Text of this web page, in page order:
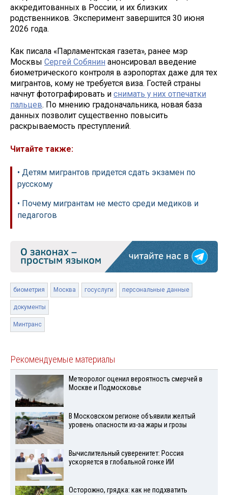
аккредитованных в России, и их близких
родственников. Эксперимент завершится 30 июня
2026 года.
Как писала «Парламентская газета», ранее мэр
Москвы Сергей Собянин анонсировал введение
биометрического контроля в аэропортах даже для тех
мигрантов, кому не требуется виза. Гостей страны
начнут фотографировать и снимать у них отпечатки
пальцев. По мнению градоначальника, новая база
данных позволит существенно повысить
раскрываемость преступлений.
Читайте также:
• Детям мигрантов придется сдать экзамен по
русскому
• Почему мигрантам не место среди медиков и
педагогов
биометрия Москва госуслуги персональные данные
документы
Минтранс
Рекомендуемые материалы
Метеоролог оценил вероятность смерчей в
Москве и Подмосковье
В Московском регионе объявили желтый
уровень опасности из-за жары и грозы
Вычислительный суверенитет: Россия
ускоряется в глобальной гонке ИИ
Осторожно, грядка: как не подхватить